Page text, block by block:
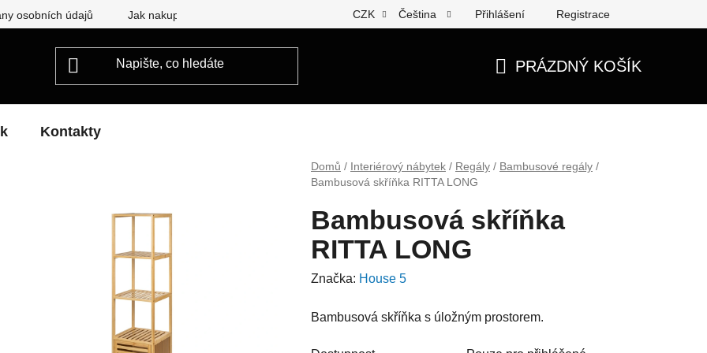
osobních údajů Jak nakupovat CZK Čeština Přihlášení Registrace
PRÁZDNÝ KOŠÍK
Kontakty
Domů / Interiérový nábytek / Regály / Bambusové regály /
Bambusová skříňka RITTA LONG
Bambusová skříňka
RITTA LONG
Značka: House 5
Bambusová skříňka s úložným prostorem.